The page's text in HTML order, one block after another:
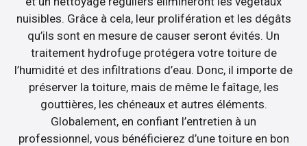
nuisibles. Grâce à cela, leur prolifération et les dégâts
qu’ils sont en mesure de causer seront évités. Un
traitement hydrofuge protégera votre toiture de
l’humidité et des infiltrations d’eau. Donc, il importe de
préserver la toiture, mais de même le faîtage, les
gouttières, les chéneaux et autres éléments.
Globalement, en confiant l’entretien à un
professionnel, vous bénéficierez d’une toiture en bon